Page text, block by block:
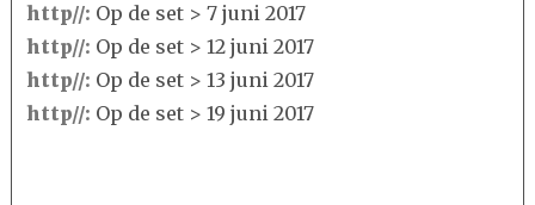
http//: Op de set > 7 juni 2017
http//: Op de set > 12 juni 2017
http//: Op de set > 13 juni 2017
http//: Op de set > 19 juni 2017